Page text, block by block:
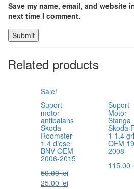
Save my name, email, and website
next time I comment.
Related products
Sale!
Suport
motor
antibalans
Skoda
Roomster
1.4 diesel
BNV OEM
2006-2015
50.00lei
25.00 lei
Suport
Motor
Stanga
Skoda
1 1.4 gri
OEM
2008
115.00